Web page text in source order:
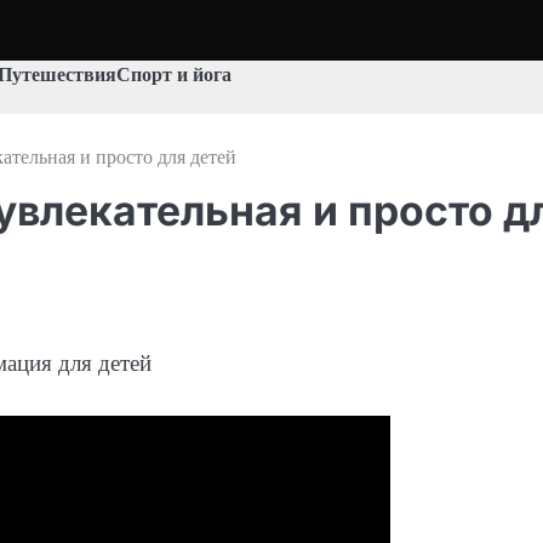
Спорт и йога
и просто для детей
и просто